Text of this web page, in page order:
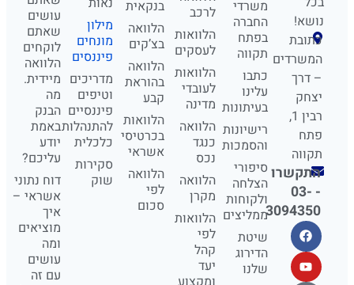
נושא!
כתובת
המשרדים
– דרך
יצחק
רבין 1,
פתח
תקווה
התקשרו
- 03-
3094350
משרדי
החברה
בפתח
תקווה
כתבו
עלינו
בעיתונות
רישיונות
והסמכות
סיפורי
הצלחה
ולקוחות
ממליצים
שיטת
הדירוג
שלנו
לרכב
הלוואות
לעסקים
הלוואות
לעובדי
מדינה
הלוואה
כנגד
נכס
הלוואה
מקרן
הלוואות
לפי
קהל
יעד
בנקאית
הלוואה
בצ’קים
הלוואה
בהוראת
קבע
הלוואות
בכרטיסי
אשראי
הלוואה
לפי
סכום
מילון
מונחים
פיננסים
מדריכים
וטיפים
פיננסיים
להתנהלות
כלכלית
סקירות
שוק
עושים
שאתם
לוקחים
הלוואה
מיידית.
מה
הבנק
באמת
יודע
עליכם?
דוח נתוני
אשראי –
איך
מוציאים
ומה
עושים
עם זה